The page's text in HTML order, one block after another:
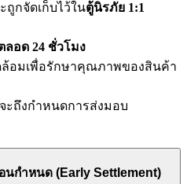
กจัดเก็บไว้ในตู้นิรภัย 1:1
ลอด 24 ชั่วโมง
อมเพื่อรักษาคุณภาพของสินค้า
ะถึงกำหนดการส่งมอบ
นกำหนด (Early Settlement)